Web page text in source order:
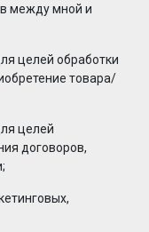
между мной и
целей обработки
товара/
целей
договоров,